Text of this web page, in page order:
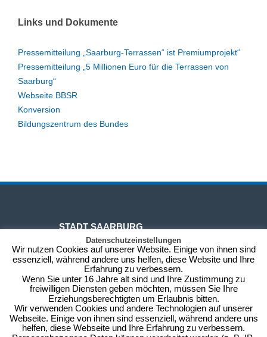
Links und Dokumente
Pressemitteilung „Saarburg-Terrassen“ ist Premiumprojekt“
Pressemitteilung „5 Millionen Euro für die Terrassen von
Saarburg“
Webseite BBSR
Konversion
Bildungszentrum des Bundes
STADT SAARBURG
Rechnungsadresse:
Schlossberg 6
54439 Saarburg
Besuchsadresse:
Graf-Siegfried-Str. 32, 2. Etage
54439 Saarburg
Datenschutzeinstellungen
Wir nutzen Cookies auf unserer Website. Einige von ihnen sind
essenziell, während andere uns helfen, diese Website und Ihre
Erfahrung zu verbessern.
Wenn Sie unter 16 Jahre alt sind und Ihre Zustimmung zu
freiwilligen Diensten geben möchten, müssen Sie Ihre
Erziehungsberechtigten um Erlaubnis bitten.
Wir verwenden Cookies und andere Technologien auf unserer
Webseite. Einige von ihnen sind essenziell, während andere uns
helfen, diese Webseite und Ihre Erfahrung zu verbessern.